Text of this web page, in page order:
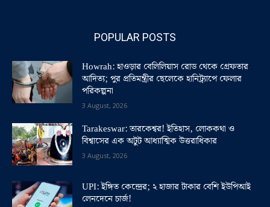
POPULAR POSTS
Howrah: হাওড়ার বেলিলিয়াস রোড থেকে গ্রেফতার
আদিত্য; পুর প্রতিমন্ত্রীর ছেলেকে হানিট্র্যাপে ফেলার
পরিকল্পনা
3 August, 2026
Tarakeswar: তারকেশ্বর! ইতিহাস, লোককথা ও
বিশ্বাসের এক অটুট আধ্যাত্মিক উত্তরাধিকার
3 August, 2026
UPI: ইঙ্গিত কেন্দ্রের; ২ হাজার টাকার বেশি ইউপিআই
লেনদেনে চার্জ!